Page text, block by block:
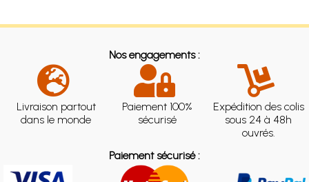
Nos engagements :
Livraison partout
dans le monde
Paiement 100%
sécurisé
Expédition des colis
sous 24 à 48h
ouvrés.
Paiement sécurisé :